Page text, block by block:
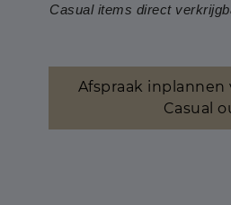
Casual items direct
Afspraak inplannen
Casual